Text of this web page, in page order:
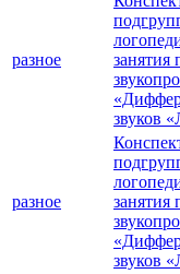
разное
занятия
звуков
разное
занятия
звуков